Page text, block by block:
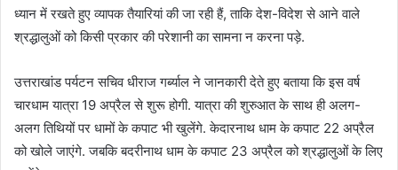
ध्यान में रखते हुए व्यापक तैयारियां की जा रही हैं, ताकि देश-विदेश से आने वाले
श्रद्धालुओं को किसी प्रकार की परेशानी का सामना न करना पड़े.
उत्तराखांड पर्यटन सचिव धीराज गर्ब्याल ने जानकारी देते हुए बताया कि इस वर्ष
चारधाम यात्रा 19 अप्रैल से शुरू होगी. यात्रा की शुरुआत के साथ ही अलग-
अलग तिथियों पर धामों के कपाट भी खुलेंगे. केदारनाथ धाम के कपाट 22 अप्रैल
को खोले जाएंगे. जबकि बदरीनाथ धाम के कपाट 23 अप्रैल को श्रद्धालुओं के लिए